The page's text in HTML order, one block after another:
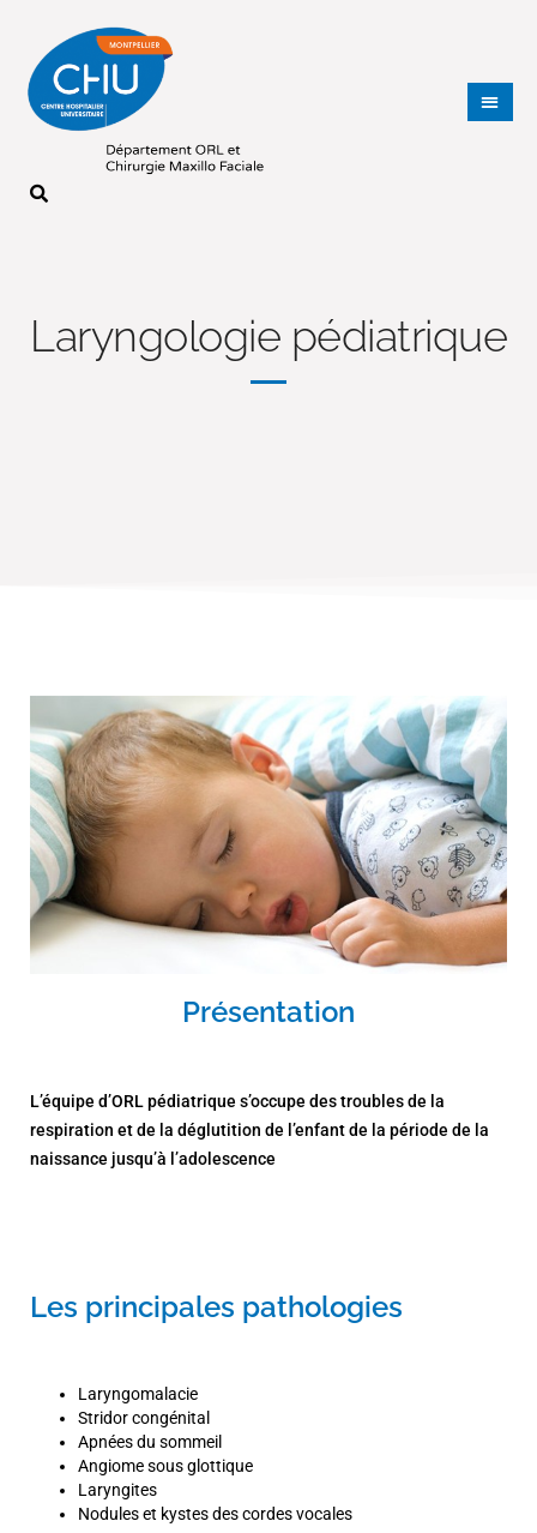
Laryngologie pédiatrique
Présentation
L’équipe d’ORL pédiatrique s’occupe des troubles de la
respiration et de la déglutition de l’enfant de la période de la
naissance jusqu’à l’adolescence
Les principales pathologies
Laryngomalacie
Stridor congénital
Apnées du sommeil
Angiome sous glottique
Laryngites
Nodules et kystes des cordes vocales